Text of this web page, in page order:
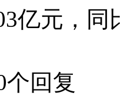
亿元，同
个回复